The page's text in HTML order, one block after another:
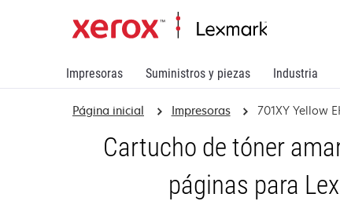
Impresoras Suministros y piezas Industria
Página inicial Impresoras 701XY Yellow
Cartucho de tóner
páginas para